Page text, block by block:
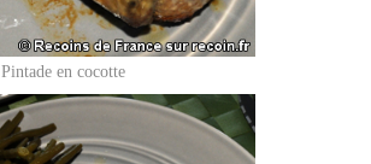
Pintade en cocotte